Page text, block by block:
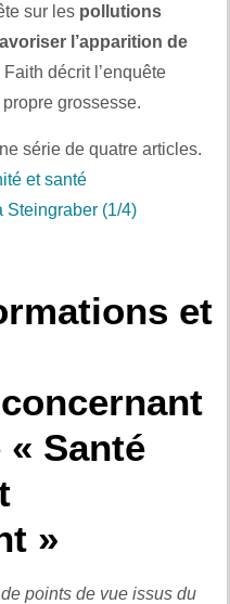
sur les pollutions
l’apparition de
décrit l’enquête
grossesse.
série de quatre articles.
et santé
Steingraber (1/4)
et
Santé
»
points de vue issus du